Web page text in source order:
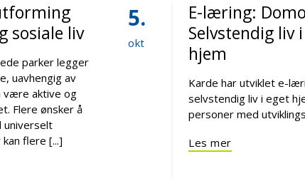
sosiale liv
parker legger
uavhengig av
være aktive og
Flere ønsker å
universelt
flere [...]
5
okt
E-læring:
Selvstendig liv
hjem
Karde har utviklet e-
selvstendig liv i eget
personer med
Les mer